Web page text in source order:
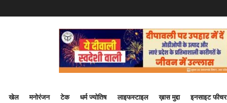
खेल मनोरंजन टेक धर्म ज्योतिष लाइफस्टाइल ख़ास मुद्दा इनसाइट फीचर